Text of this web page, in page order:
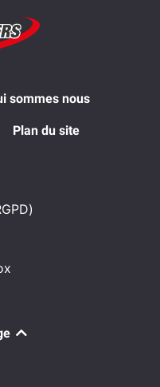
sommes nous
Plan du site